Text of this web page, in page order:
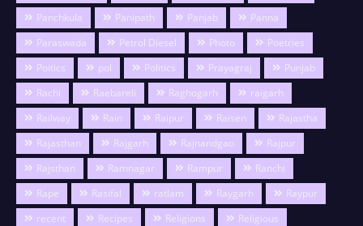
Panchkula
Panipath Panjab
Panna
Paraswada
Petrol Diesel Photo
Poetries
Poitics
pol Politics Prayagraj
Punjab
Rachi
Raebareli Raghogarh
raigarh
Railway
Rain Raipur Raisen
Rajastha
Rajasthan
Rajgarh Rajnandgao
Rajpur
Rajsthan
Ramnagar Rampur
Ranchi
Rape
Rasifal ratlam Raygarh
Raypur
recent
Recipes Religions
Religious